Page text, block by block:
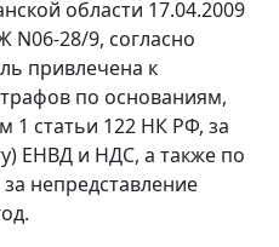
области 17.04.2009
28/9, согласно
привлечена к
по основаниям,
1 статьи 122 НК РФ, за
ЕНВД и НДС, а также по
непредставление